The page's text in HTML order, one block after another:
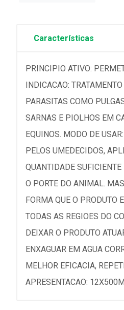
Características
PRINCIPIO ATIVO:
INDICACAO:
PARASITAS COMO
SARNAS E PIOLHOS EM
EQUINOS. MODO DE
PELOS UMEDECIDOS,
QUANTIDADE
O PORTE DO ANIMAL.
FORMA QUE O PRODUTO
TODAS AS REGIOES DO
DEIXAR O PRODUTO
ENXAGUAR EM AGUA
MELHOR EFICACIA,
APRESENTACAO: